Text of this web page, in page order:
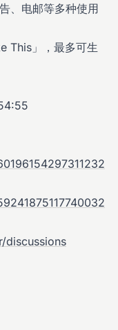
、电邮等多种使用
This」，最多可生
discussions